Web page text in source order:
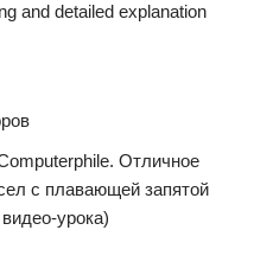
and detailed explanation
Отличное
с плавающей запятой
урока)